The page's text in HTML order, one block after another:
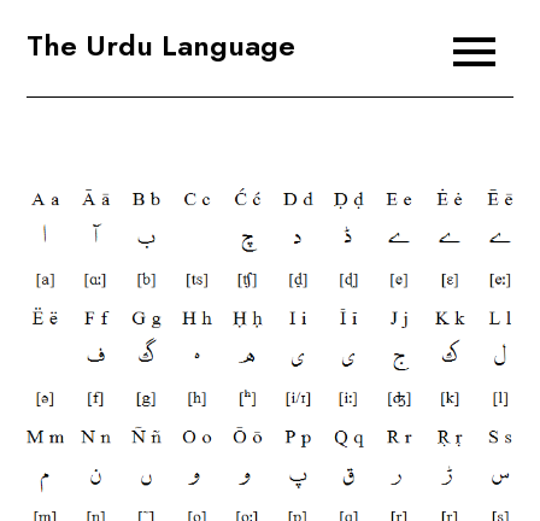
The Urdu Language